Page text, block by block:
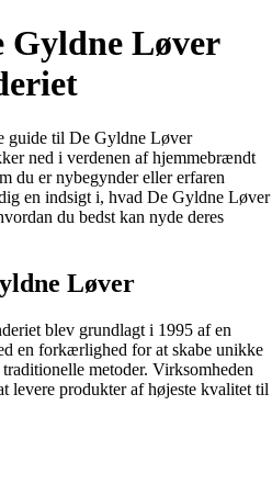
Gyldne Løver
guide til De Gyldne Løver
ned i verdenen af hjemmebrændt
du er nybegynder eller erfaren
en indsigt i, hvad De Gyldne Løver
du bedst kan nyde deres
Løver
blev grundlagt i 1995 af en
en forkærlighed for at skabe unikke
metoder. Virksomheden
levere produkter af højeste kvalitet til